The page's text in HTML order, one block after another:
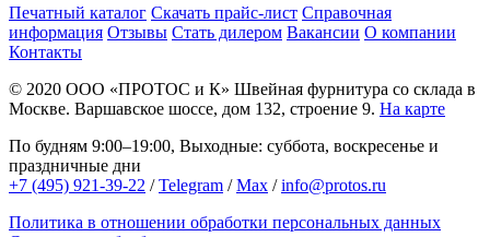
Печатный каталог Скачать прайс-лист Справочная
информация Отзывы Стать дилером Вакансии О компании
Контакты
© 2020 ООО «ПРОТОС и К» Швейная фурнитура со склада в
Москве. Варшавское шоссе, дом 132, строение 9. На карте
По будням 9:00–19:00, Выходные: суббота, воскресенье и
праздничные дни
+7 (495) 921-39-22 /Telegram /Max /info@protos.ru
Политика в отношении обработки персональных данных